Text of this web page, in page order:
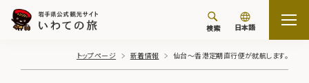
検索 日本語
トップページ 新着情報 仙台～香港定期直行便が就航します。